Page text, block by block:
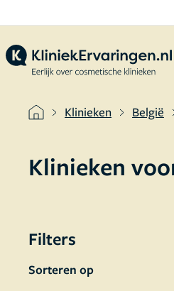
Klinieken België
Klinieken
Filters
Sorteren op